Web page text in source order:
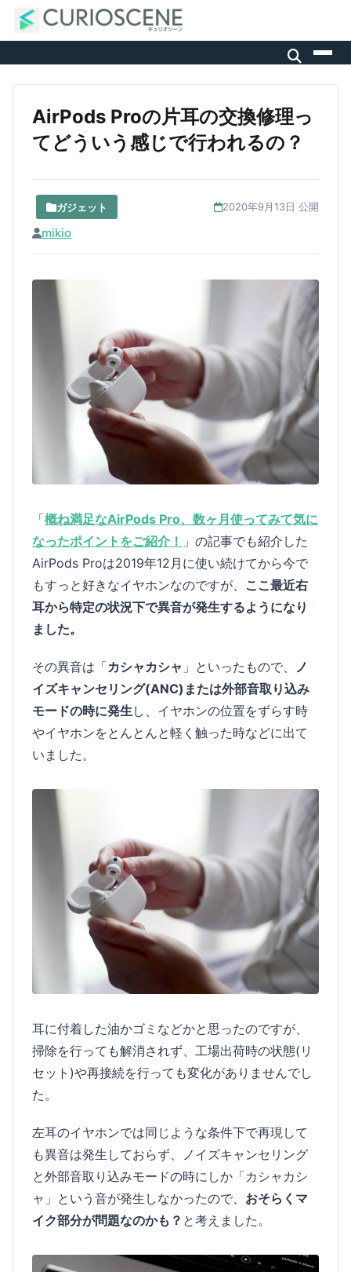
AirPods Proの片耳の交換修理っ
てどういう感じで行われるの？
ガジェット 2020年9月13日 公開
mikio
「概ね満足なAirPods Pro、数ヶ月使ってみて気に
なったポイントをご紹介！ 」の記事でも紹介した
AirPods Proは2019年12月に使い続けてから今で
もすっと好きなイヤホンなのですが、 ここ最近右
耳から特定の状況下で異音が発生するようになり
ました。
その異音は「カシャカシャ 」といったもので、
ノ
イズキャンセリング(ANC)または外部音取り込み
モードの時に発生 し、イヤホンの位置をずらす時
やイヤホンをとんとんと軽く触った時などに出て
いました。
耳に付着した油かゴミなどかと思ったのですが、
掃除を行っても解消されず、工場出荷時の状態(リ
セット)や再接続を行っても変化がありませんでし
た。
左耳のイヤホンでは同じような条件下で再現して
も異音は発生しておらず、ノイズキャンセリング
と外部音取り込みモードの時にしか「カシャカシ
ャ」という音が発生しなかったので、 おそらくマ
イク部分が問題なのかも？ と考えました。